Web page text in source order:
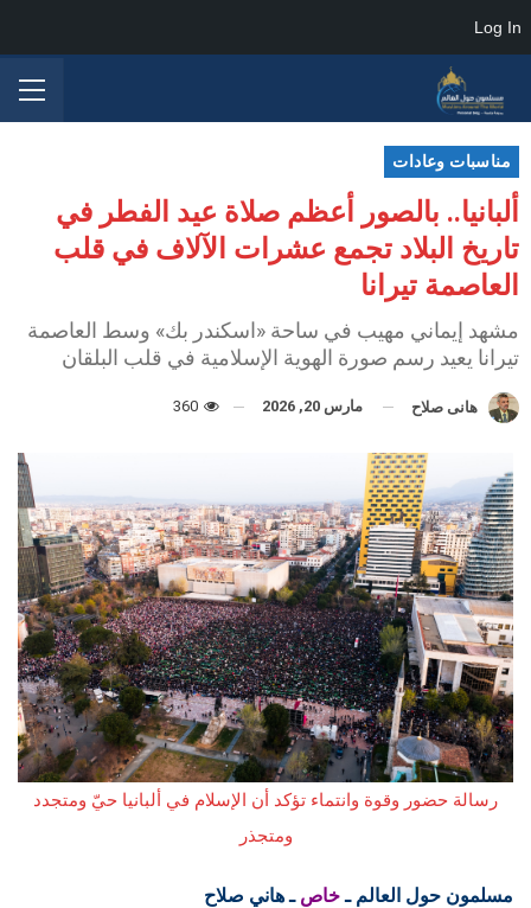
مناسبات وعادات
ألبانيا.. بالصور أعظم صلاة عيد الفطر في
تاريخ البلاد تجمع عشرات الآلاف في قلب
العاصمة تيرانا
مشهد إيماني مهيب في ساحة «اسكندر بك» وسط العاصمة
تيرانا يعيد رسم صورة الهوية الإسلامية في قلب البلقان
هانى صلاح مارس 20, 2026
رسالة حضور وقوة وانتماء تؤكد أن الإسلام في ألبانيا حيّ ومتجدد
ومتجذر
مسلمون حول العالم ـخاص ـ هاني صلاح
Log In